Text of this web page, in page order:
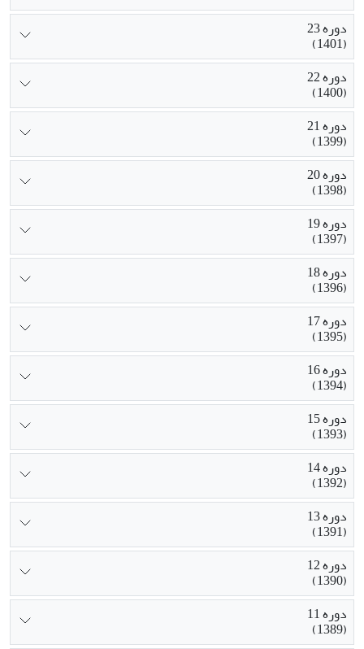
دوره 23
(1401)
دوره 22
(1400)
دوره 21
(1399)
دوره 20
(1398)
دوره 19
(1397)
دوره 18
(1396)
دوره 17
(1395)
دوره 16
(1394)
دوره 15
(1393)
دوره 14
(1392)
دوره 13
(1391)
دوره 12
(1390)
دوره 11
(1389)